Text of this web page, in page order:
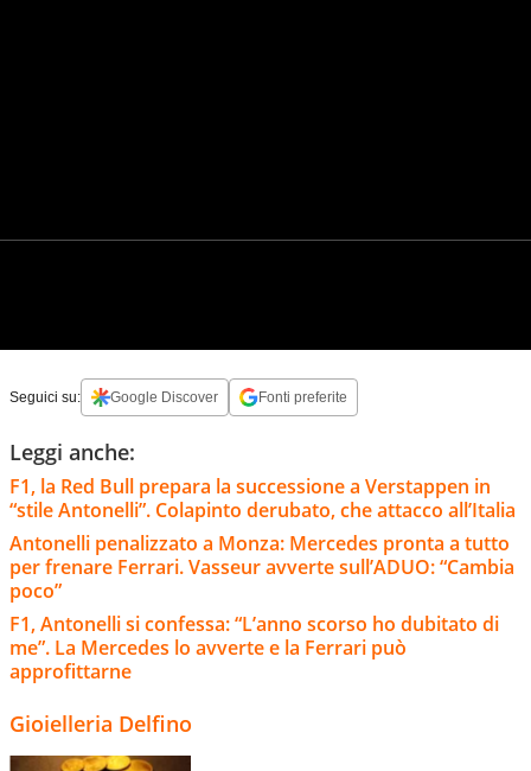
Seguici su: Google Discover Fonti preferite
Leggi anche:
F1, la Red Bull prepara la successione a Verstappen in
“stile Antonelli”. Colapinto derubato, che attacco all’Italia
Antonelli penalizzato a Monza: Mercedes pronta a tutto
per frenare Ferrari. Vasseur avverte sull’ADUO: “Cambia
poco”
F1, Antonelli si confessa: “L’anno scorso ho dubitato di
me”. La Mercedes lo avverte e la Ferrari può
approfittarne
Gioielleria Delfino